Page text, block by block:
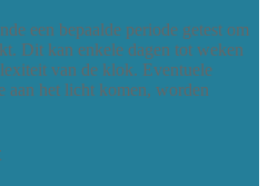
een bepaalde periode getest om
Dit kan enkele dagen tot weken
van de klok. Eventuele
aan het licht komen, worden